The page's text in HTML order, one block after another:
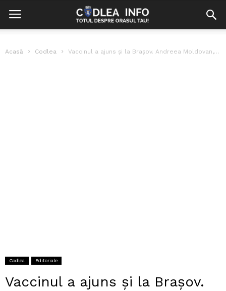
Acasă Codlea Vaccinul a ajuns și la Brașov. Andreea Moldovan, managerul de la infecțioase,...
Codlea Editoriale
Vaccinul a ajuns și la Brașov.